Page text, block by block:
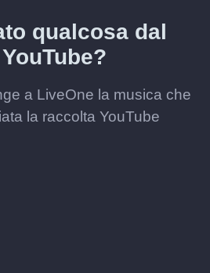
qualcosa dal
a LiveOne la musica che
la raccolta YouTube